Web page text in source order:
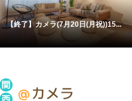
【終了】カメラ(7月20日(月祝))15...